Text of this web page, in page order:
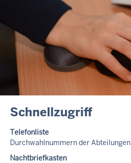
Schnellzugriff
Telefonliste
Durchwahlnummern der Abteilungen
Nachtbriefkasten